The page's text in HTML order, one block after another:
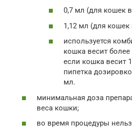
0,7 мл (для кошек
1,12 мл (для кошек
используется
кошка весит
если кошка весит
пипетка
мл.
минимальная доза
веса кошки;
во время процедуры